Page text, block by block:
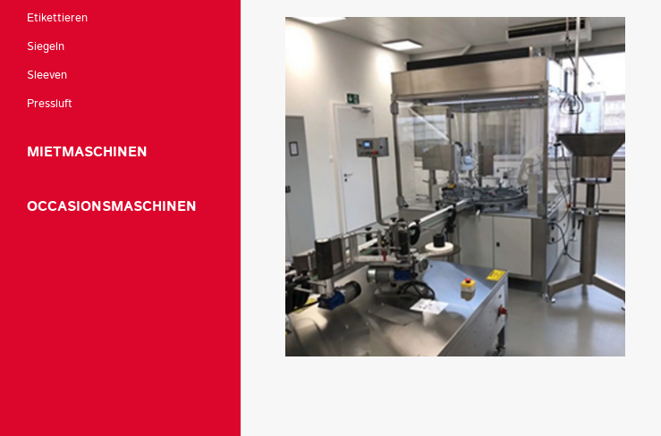
Etikettieren
Siegeln
Sleeven
Pressluft
MIETMASCHINEN
OCCASIONSMASCHINEN